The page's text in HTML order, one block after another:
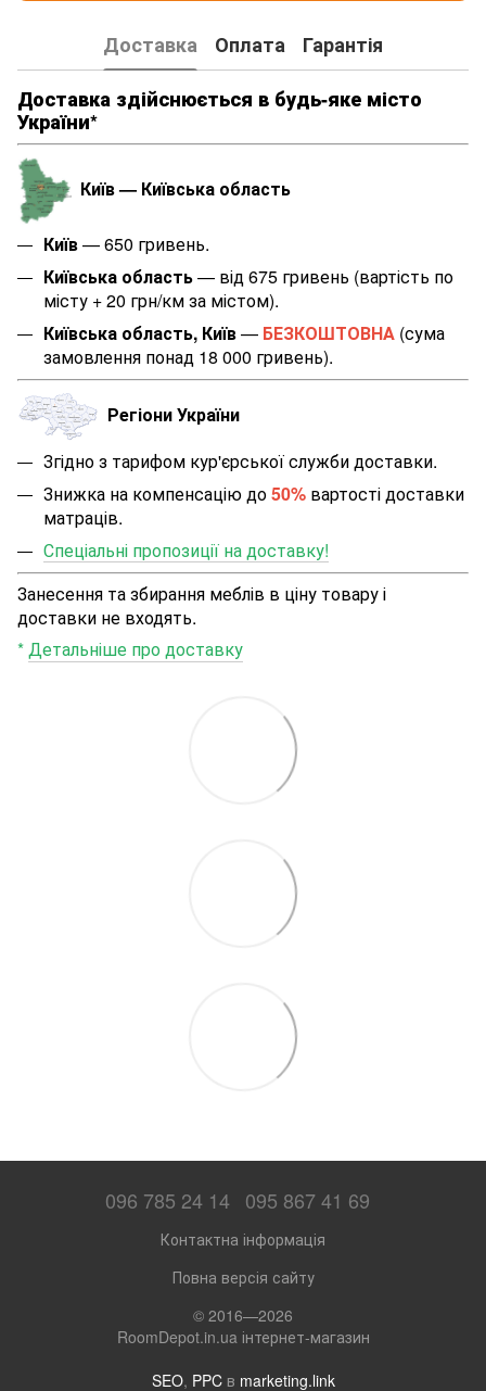
Доставка Оплата
Гарантія
Доставка здійснюється в будь-яке місто
України*
Київ — Київська область
Київ— 650 гривень.
Київська область— від 675 гривень (вартість по
місту + 20 грн/км за містом).
Київська область, Київ— БЕЗКОШТОВНА (сума
замовлення понад 18 000 гривень).
Регіони України
Згідно з тарифом кур'єрської служби доставки.
Знижка на компенсацію до50% вартості доставки
матраців.
Спеціальні пропозиції на доставку!
Занесення та збирання меблів в ціну товару і
доставки не входять.
*Детальніше про доставку
096 785 24 14 095 867 41 69
Контактна інформація
Повна версія сайту
© 2016—2026
RoomDepot.in.ua інтернет-магазин
SEO, PPCв marketing.link